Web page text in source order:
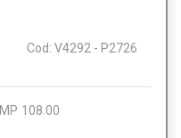
Cod: V4292 - P2726
MP 108.00